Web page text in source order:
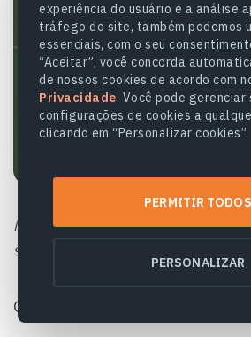
experiência do usuário e a análise
tráfego do site, também podemos
essenciais, com o seu
“Aceitar”, você concorda
de nossos cookies de acordo com
Privacidade. Você pode gerenciar
configurações de cookies a
clicando em “Personalizar cookies”.
PERMITIR TODOS
PERSONALIZAR
Nota: A camada de Estresse
só para usuários Pro.
Camada de Classificação dos